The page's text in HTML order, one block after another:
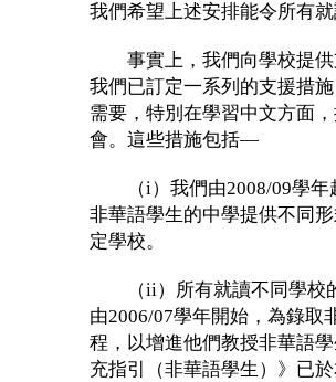
我們希望上述安排能令所有
事實上，我們向學校提供
我們已訂定一系列的支援措
需要，特別在學習中文方面
會。這些措施包括—
（i）我們由2008/09學年
非華語學生的中學提供不同
定學校。
（ii）所有就讀不同學校的
由2006/07學年開始，為錄取
程，以增進他們教授非華語
充指引（非華語學生）》已